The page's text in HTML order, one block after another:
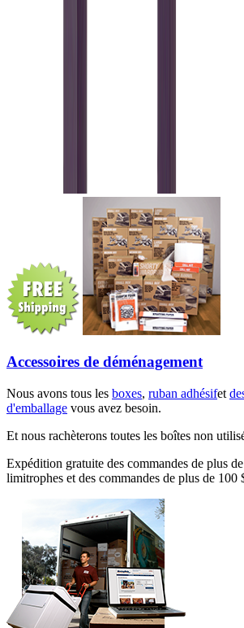
Accessoires de déménagement
Nous avons tous les boxes, ruban adhésifet
d'emballage vous avez besoin.
Et nous rachèterons toutes les boîtes non
Expédition gratuite des commandes de plus
limitrophes et des commandes de plus de 100